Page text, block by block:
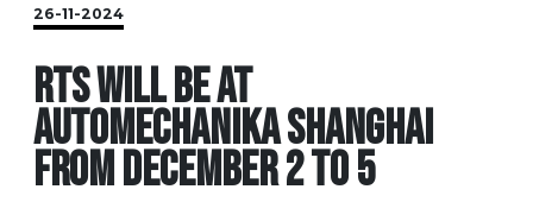
26-11-2024
RTS WILL BE AT
AUTOMECHANIKA SHANGHAI
FROM DECEMBER 2 TO 5